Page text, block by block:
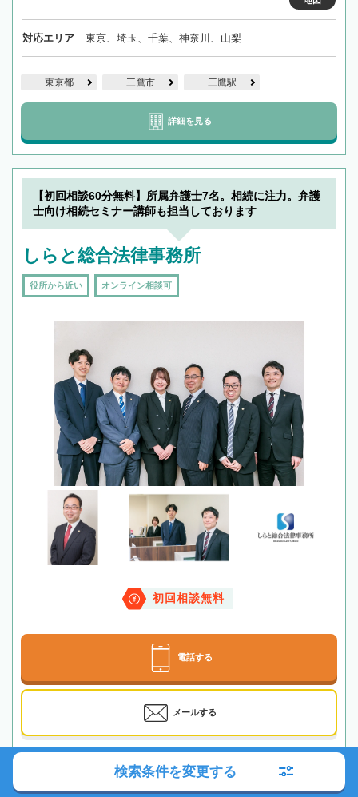
対応エリア 東京、埼玉、千葉、神奈川、山梨
東京都 三鷹市 三鷹駅
詳細を見る
【初回相談60分無料】所属弁護士7名。相続に注力。弁護
士向け相続セミナー講師も担当しております
しらと総合法律事務所
役所から近い オンライン相談可
初回相談無料
電話する
メールする
京王電鉄「調布駅」徒歩6分
検索条件を変更する